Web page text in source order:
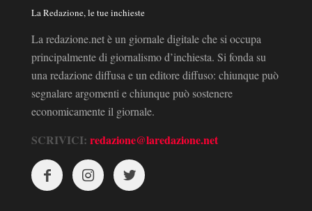
La Redazione, le tue inchieste
La redazione.net è un giornale digitale che si occupa
principalmente di giornalismo d’inchiesta. Si fonda su
una redazione diffusa e un editore diffuso: chiunque può
segnalare argomenti e chiunque può sostenere
economicamente il giornale.
SCRIVICI: redazione@laredazione.net